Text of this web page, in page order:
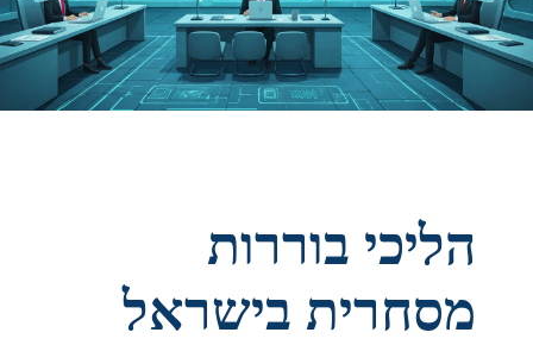
הליכי בוררות
מסחרית בישראל